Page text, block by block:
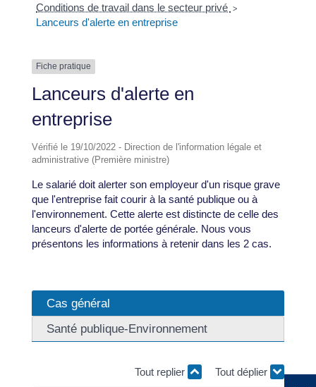
Conditions de travail dans le secteur privé >
Lanceurs d'alerte en entreprise
Fiche pratique
Lanceurs d'alerte en
entreprise
Vérifié le 19/10/2022 - Direction de l'information légale et
administrative (Première ministre)
Le salarié doit alerter son employeur d'un risque grave
que l'entreprise fait courir à la santé publique ou à
l'environnement. Cette alerte est distincte de celle des
lanceurs d'alerte de portée générale. Nous vous
présentons les informations à retenir dans les 2 cas.
Cas général
Santé publique-Environnement
Tout replier Tout déplier